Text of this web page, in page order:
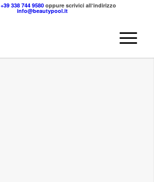
+39 338 744 9580oppure scrivici all‘indirizzo
info@beautypool.it